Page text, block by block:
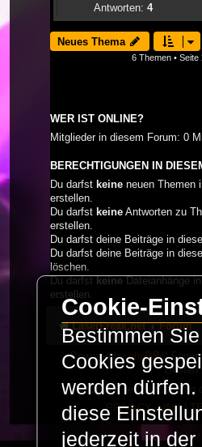
Antworten: 4
Neues Thema
6 Themen • Seite
WER IST ONLINE?
Mitglieder in diesem Forum: 0
BERECHTIGUNGEN IN
Du darfst keine neuen Themen
erstellen.
Du darfst keine Antworten zu
erstellen.
Du darfst deine Beiträge in
Du darfst deine Beiträge in
löschen.
Du darfstkeineDateianhänge
erstellen.
LaserFreak.net Forum
Powered byphpBB® Forum
Limited
Deutsche Übersetzung
PRIVACY_LINK|
Cookie-
Bestimmen
Cookies
werden
diese
jederzeit in der